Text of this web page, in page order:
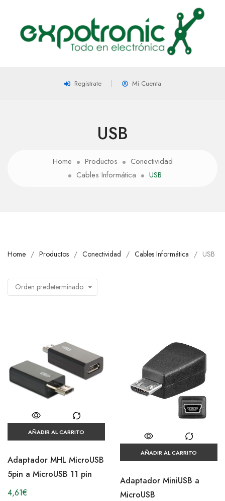
Registrate Mi Cuenta
USB
Home Productos
Conectividad
Cables Informática
USB
Home Productos Conectividad Cables Informática USB
Orden predeterminado
AÑADIR AL CARRITO
Adaptador MHL MicroUSB
5pin a MicroUSB 11 pin
4,61€
AÑADIR AL CARRITO
Adaptador MiniUSB a
MicroUSB